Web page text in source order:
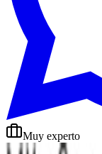
Muy experto